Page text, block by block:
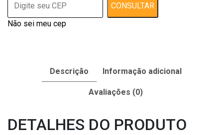
CONSULTAR
Não sei meu cep
Descrição Informação adicional
Avaliações (0)
DETALHES DO PRODUTO